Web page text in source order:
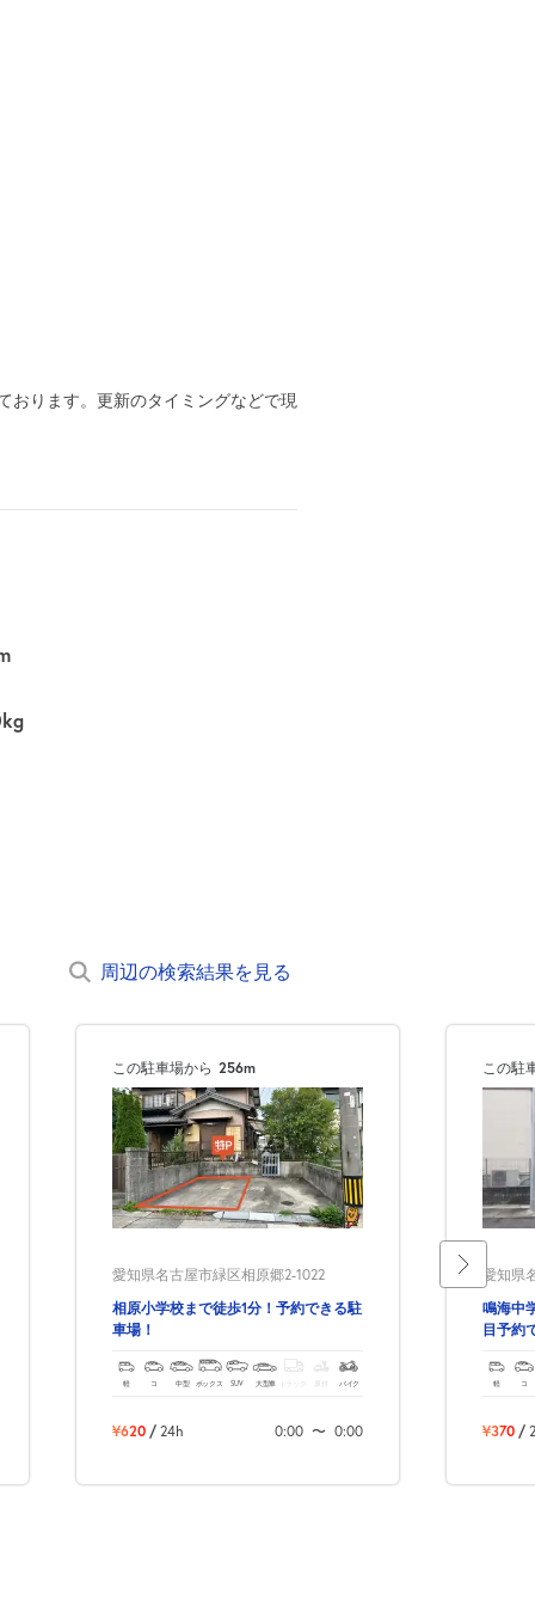
おります。更新のタイミングなどで現
周辺の検索結果を見る
この駐車場から 256m
愛知県名古屋市緑区相原郷2-1022
相原小学校まで徒歩1分！予約できる駐
車場！
軽 コ 中型 ボックス SUV 大型車 トラック バイク
¥620 / 24h 0:00 〜 0:00
この駐
愛知県
鳴海中
目予約
軽 コ
¥370 /